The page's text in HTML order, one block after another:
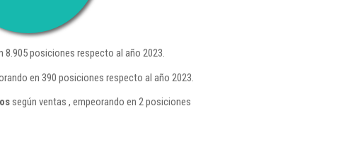
8.905 posiciones respecto al año 2023.
en 390 posiciones respecto al año 2023.
según ventas , empeorando en 2 posiciones